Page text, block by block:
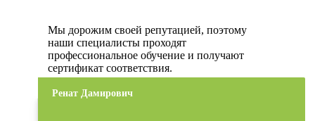
Мы дорожим своей репутацией, поэтому
наши специалисты проходят
профессиональное обучение и получают
сертификат соответствия.
Ренат Дамирович